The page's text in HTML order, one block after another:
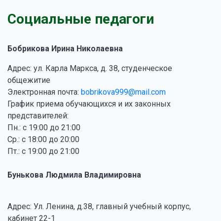
Социальные педагоги
Бобрикова Ирина Николаевна
Адрес: ул. Карла Маркса, д. 38, студенческое
общежитие
Электронная почта: bobrikova999@mail.com
График приема обучающихся и их законных
представителей:
Пн.: с 19:00 до 21:00
Ср.: с 18:00 до 20:00
Пт.: с 19:00 до 21:00
Бунькова Людмила Владимировна
Адрес: Ул. Ленина, д.38, главный учебный корпус,
кабинет 22-1